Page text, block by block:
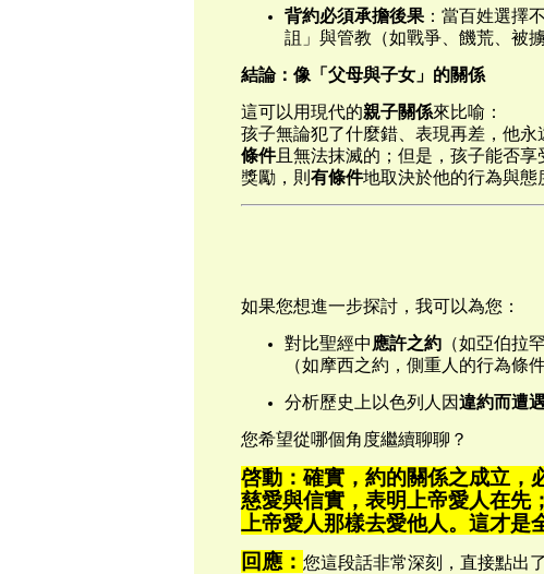
背約必須承擔後果：當百姓選擇
詛」與管教（如戰爭、饑荒、被擄
結論：像「父母與子女」的關係
這可以用現代的親子關係來比喻：
孩子無論犯了什麼錯、表現再差，他
條件且無法抹滅的；但是，孩子能否
獎勵，則 有條件地取決於他的行為與態
如果您想進一步探討，我可以為您：
對比聖經中 應許之約（如亞伯拉
（如摩西之約，側重人的行為條件
分析歷史上以色列人因違約而遭
您希望從哪個角度繼續聊聊？
啓動：確實，約的關係之成立，
慈愛與信實，表明上帝愛人在先
上帝愛人那樣去愛他人。這才是
回應： 您這段話非常深刻，直接點出